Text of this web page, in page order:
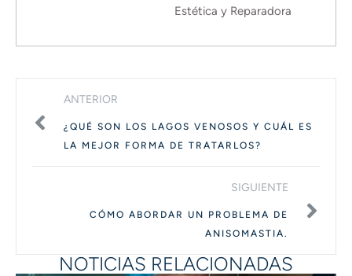
Estética y Reparadora
ANTERIOR
¿QUÉ SON LOS LAGOS VENOSOS Y CUÁL ES
LA MEJOR FORMA DE TRATARLOS?
SIGUIENTE
CÓMO ABORDAR UN PROBLEMA DE
ANISOMASTIA.
NOTICIAS RELACIONADAS